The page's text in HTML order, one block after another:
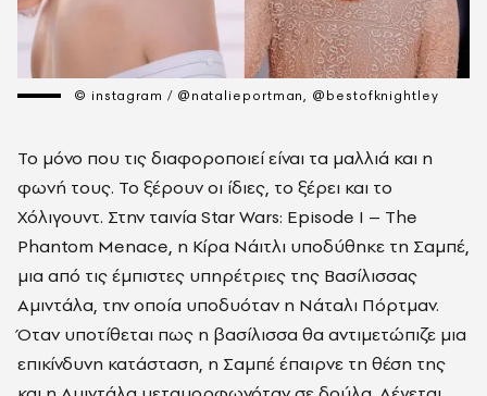
© instagram / @natalieportman, @bestofknightley
Το μόνο που τις διαφοροποιεί είναι τα μαλλιά και η
φωνή τους. Το ξέρουν οι ίδιες, το ξέρει και το
Χόλιγουντ. Στην ταινία Star Wars: Episode I – The
Phantom Menace, η Κίρα Νάιτλι υποδύθηκε τη Σαμπέ,
μια από τις έμπιστες υπηρέτριες της Βασίλισσας
Αμιντάλα, την οποία υποδυόταν η Νάταλι Πόρτμαν.
Όταν υποτίθεται πως η βασίλισσα θα αντιμετώπιζε μια
επικίνδυνη κατάσταση, η Σαμπέ έπαιρνε τη θέση της